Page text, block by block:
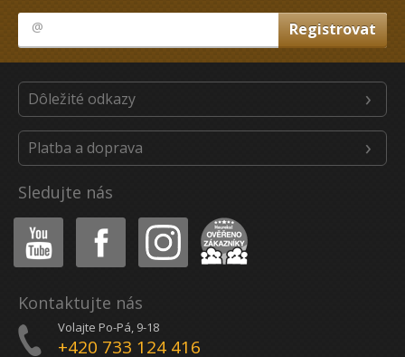
Dôležité odkazy
Platba a doprava
Sledujte nás
Youtube Facebook Instagram Heureka
Kontaktujte nás
Volajte Po-Pá, 9-18
+420 733 124 416